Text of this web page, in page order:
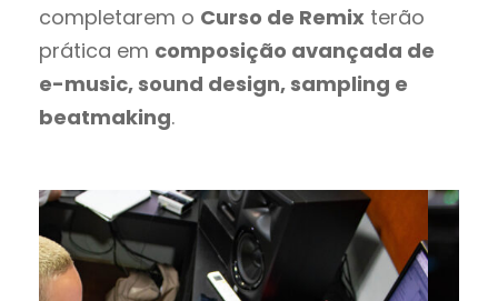
completarem o Curso de Remix terão
prática em composição avançada de
e-music, sound design, sampling e
beatmaking.